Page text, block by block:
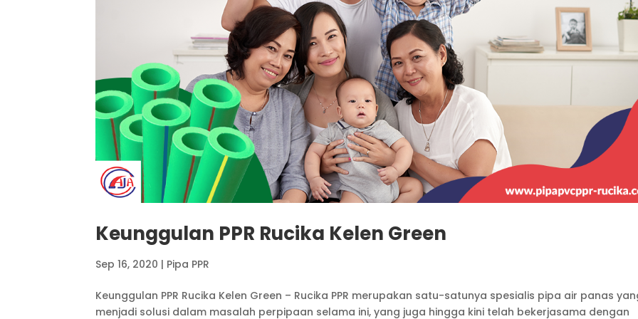
Keunggulan PPR Rucika Kelen Green
Sep 16, 2020 | Pipa PPR
Keunggulan PPR Rucika Kelen Green – Rucika PPR merupakan satu-satunya spesialis pipa air panas
menjadi solusi dalam masalah perpipaan selama ini, yang juga hingga kini telah bekerjasama dengan